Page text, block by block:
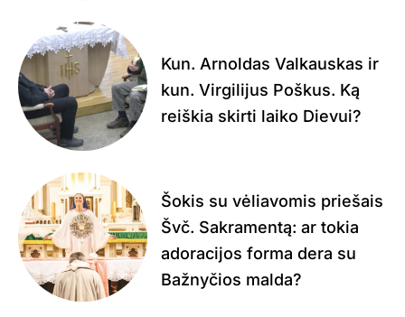
Kun. Arnoldas Valkauskas ir
kun. Virgilijus Poškus. Ką
reiškia skirti laiko Dievui?
Šokis su vėliavomis priešais
Švč. Sakramentą: ar tokia
adoracijos forma dera su
Bažnyčios malda?